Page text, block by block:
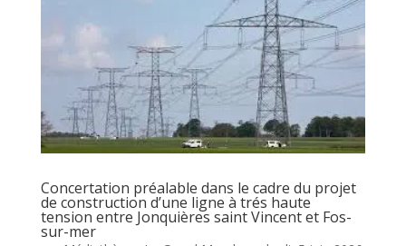
Concertation préalable dans le cadre du projet
de construction d’une ligne à trés haute
tension entre Jonquières saint Vincent et Fos-
sur-mer